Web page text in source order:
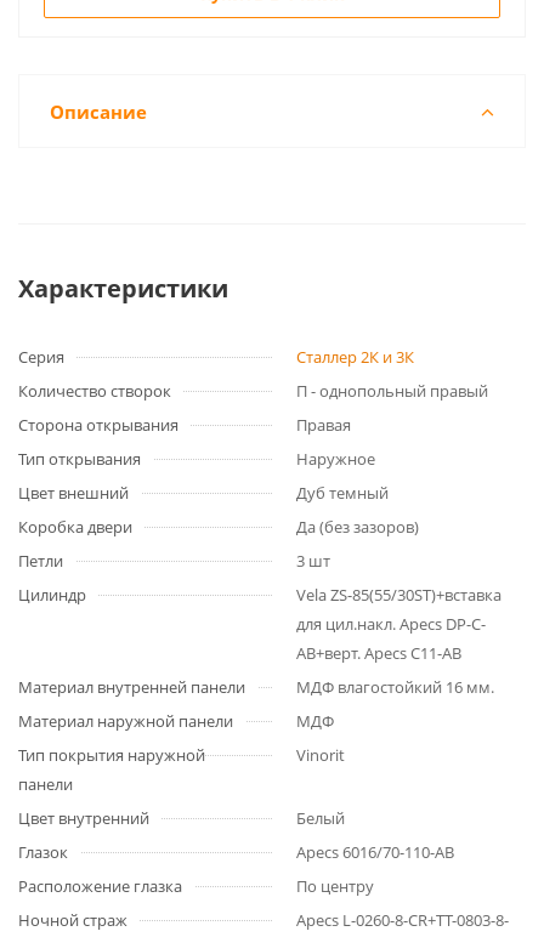
Описание
Характеристики
Серия
Сталлер 2К и 3К
Количество створок
П - однопольный правый
Сторона открывания
Правая
Тип открывания
Наружное
Цвет внешний
Дуб темный
Коробка двери
Да (без зазоров)
Петли
3 шт
Цилиндр
Vela ZS-85(55/30ST)+вставка
для цил.накл. Apecs DP-C-
AB+верт. Apecs C11-AB
Материал внутренней панели
МДФ влагостойкий 16 мм.
Материал наружной панели
МДФ
Тип покрытия наружной
панели
Vinorit
Цвет внутренний
Белый
Глазок
Apecs 6016/70-110-AB
Расположение глазка
По центру
Ночной страж
Apecs L-0260-8-CR+TT-0803-8-